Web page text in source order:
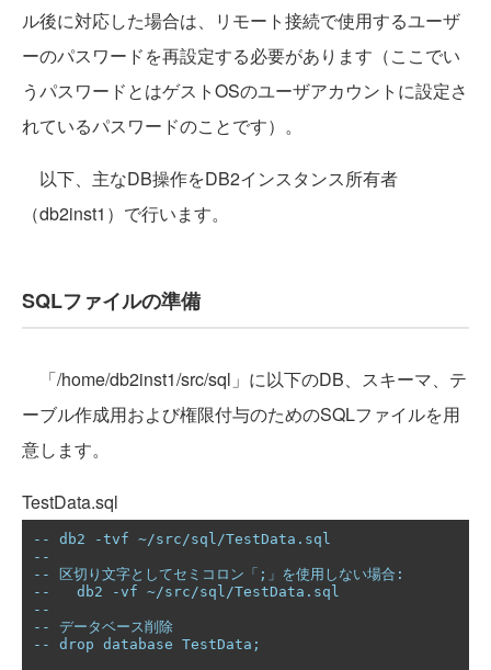
ル後に対応した場合は、リモート接続で使用するユーザ
ーのパスワードを再設定する必要があります（ここでい
うパスワードとはゲストOSのユーザアカウントに設定さ
れているパスワードのことです）。
以下、主なDB操作をDB2インスタンス所有者
（db2inst1）で行います。
SQLファイルの準備
「/home/db2inst1/src/sql」に以下のDB、スキーマ、テ
ーブル作成用および権限付与のためのSQLファイルを用
意します。
TestData.sql
-- db2 -tvf ~/src/sql/TestData.sql
--
-- 区切り文字としてセミコロン「;」を使用しない場合:
--   db2 -vf ~/src/sql/TestData.sql
--
-- データベース削除
-- drop database TestData;